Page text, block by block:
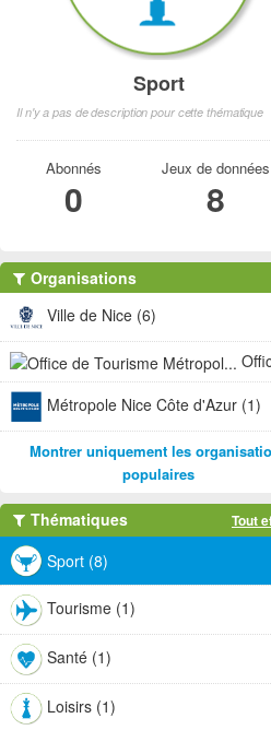
Sport
Il n'y a pas de description pour cette thématique
Abonnés
0
Jeux de données
8
Organisations
Ville de Nice (6)
Office de Tourisme
Métropole Nice Côte d'Azur (1)
Montrer uniquement les
populaires
Thématiques Tout
Sport (8)
Tourisme (1)
Santé (1)
Loisirs (1)